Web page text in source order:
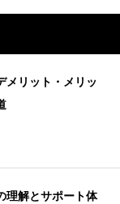
メリット・メリッ
理解とサポート体